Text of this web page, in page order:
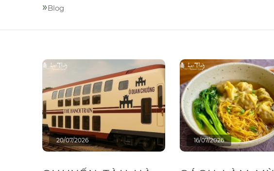
»Blog
20/07/2026 16/07/2026